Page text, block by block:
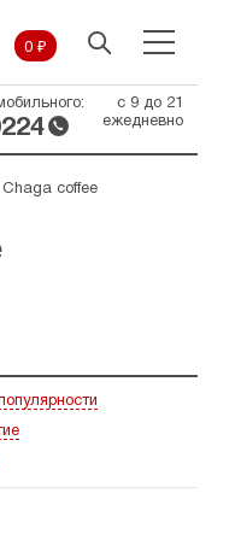
0 ₽
с 9 до 21
ежедневно
Chaga coffee